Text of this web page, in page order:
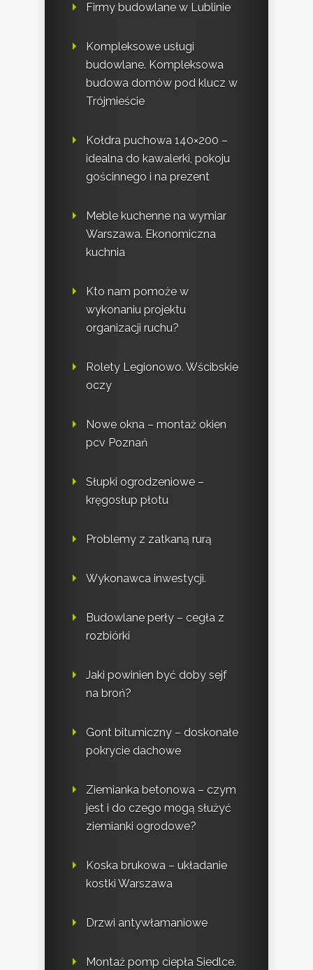
Firmy budowlane w Lublinie
Kompleksowe usługi
budowlane. Kompleksowa
budowa domów pod klucz w
Trójmieście
Kołdra puchowa 140×200 –
idealna do kawalerki, pokoju
gościnnego i na prezent
Meble kuchenne na wymiar
Warszawa. Ekonomiczna
kuchnia
Kto nam pomoże w
wykonaniu projektu
organizacji ruchu?
Rolety Legionowo. Wścibskie
oczy
Nowe okna – montaż okien
pcv Poznań
Słupki ogrodzeniowe –
kręgosłup płotu
Problemy z zatkaną rurą
Wykonawca inwestycji.
Budowlane perły – cegła z
rozbiórki
Jaki powinien być doby sejf
na broń?
Gont bitumiczny – doskonałe
pokrycie dachowe
Ziemianka betonowa – czym
jest i do czego mogą służyć
ziemianki ogrodowe?
Koska brukowa – układanie
kostki Warszawa
Drzwi antywłamaniowe
Montaż pomp ciepła Siedlce.